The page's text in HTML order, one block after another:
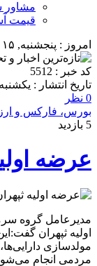
مشاور
قیمت
امروز : پنجشنبه, ۱۵ مرداد , ۱۴۰۵
کد خبر : 5512
تاریخ انتشار : یکشنبه ۷ دی ۱۴۰۴ - ۱۹:۲۳
0 نظر
بورس، فارکس و
5 بازدید
عرضه
مدیرعامل گروه
اولیه ثپهران
مولدسازی
مردمی انجام